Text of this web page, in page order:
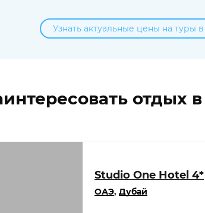
Узнать актуальные цены на туры
отдых
Studio One Hotel 4*
ОАЭ, Дубай